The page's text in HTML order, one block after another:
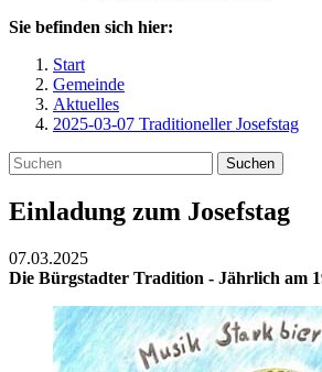
Sie befinden sich hier:
Start
Gemeinde
Aktuelles
2025-03-07 Traditioneller Josefstag
Suchen
Einladung zum Josefstag
07.03.2025
Die Bürgstadter Tradition - Jährlich am